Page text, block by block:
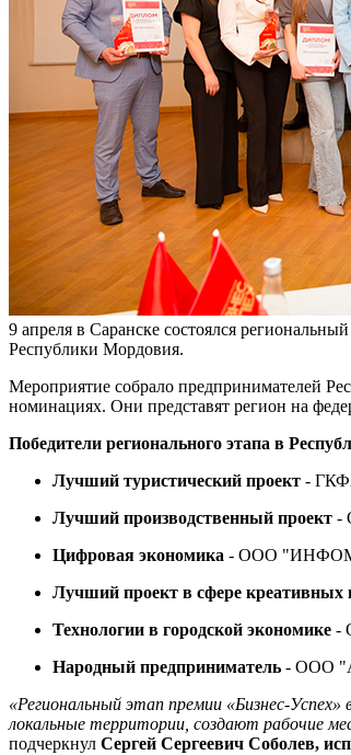
9 апреля в Саранске состоялся
Республики Мордовия.
Мероприятие собрало предпринимателей
номинациях. Они представят регион на
Победители регионального этапа в
Лучший туристический проект -
Лучший производственный проект -
Цифровая экономика - ООО
Лучший проект в сфере креативных
Технологии в городской экономике -
Народный предприниматель - ООО
«Региональный этап премии
локальные территории, создают рабочие
подчеркнул Сергей Сергеевич Соболев,